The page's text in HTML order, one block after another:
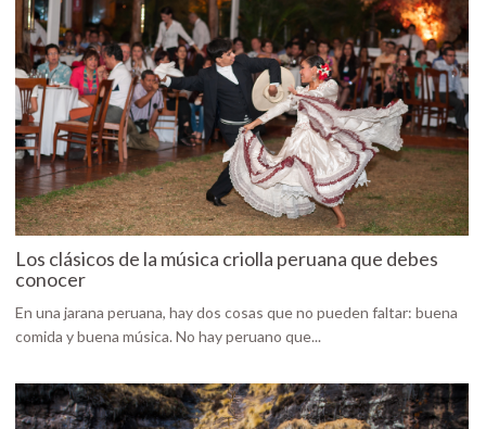
Los clásicos de la música criolla peruana que debes
conocer
En una jarana peruana, hay dos cosas que no pueden faltar: buena
comida y buena música. No hay peruano que...